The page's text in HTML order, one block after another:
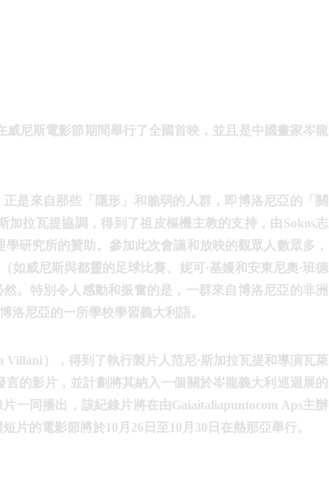
尼斯電影節期間舉行了全國首映，並且是中國畫家岑龍
是來自那些「隱形」和脆弱的人群，即博洛尼亞的「關
拉瓦提協調，得到了祖皮樞機主教的支持，由Sokos志
研究所的贊助。參加此次會議和放映的觀眾人數眾多，
如威尼斯與都靈的足球比賽、妮可·基嫚和安東尼奧·班德
。特別令人感動和振奮的是，一群來自博洛尼亞的非洲
洛尼亞的一所學校學習義大利語。
），得到了執行製片人范尼·斯加拉瓦提和導演瓦萊
的影片，並計劃將其納入一個關於岑龍義大利巡迴展的
一同播出，該紀錄片將在由Gaiaitaliapuntocom Aps主辦
片的電影節將於10月26日至10月30日在熱那亞舉行。